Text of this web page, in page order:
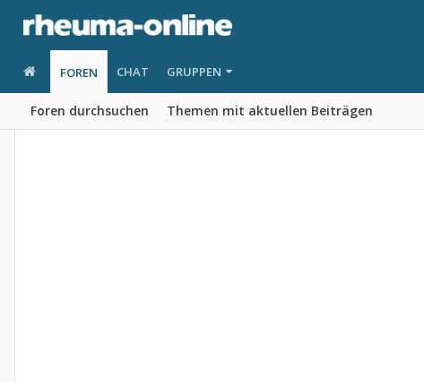
FOREN
Foren durchsuchen Themen mit aktuellen Beiträgen
CHAT GRUPPEN